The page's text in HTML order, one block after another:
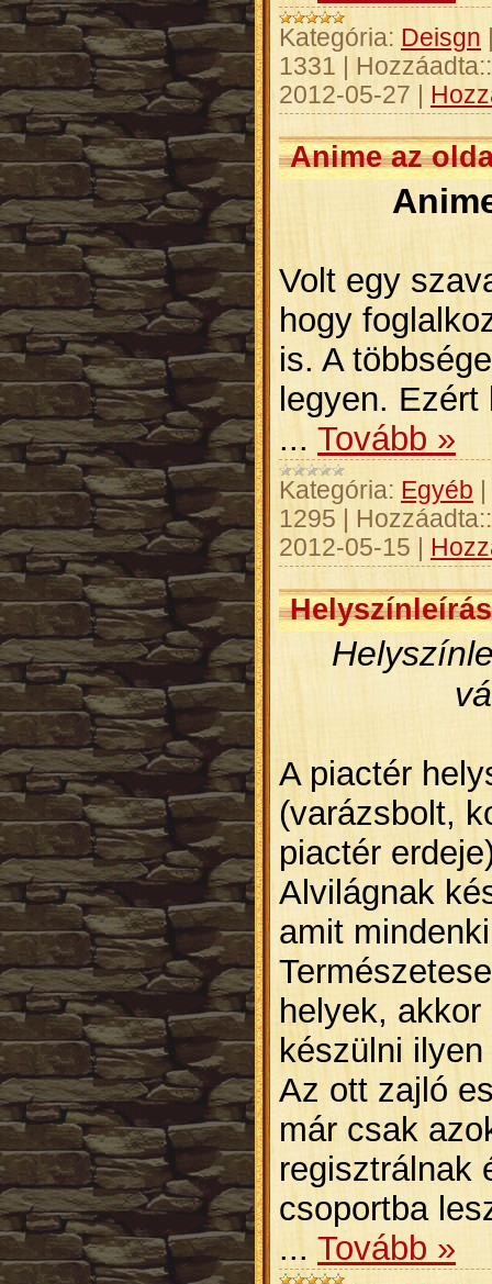
Kategória: Deisgn
1331
Hozzáadta::
2012-05-27
Anime az
Volt egy
hogy
is. A
legyen. Ezért
... Tovább »
Kategória: Egyéb
1295
Hozzáadta::
2012-05-15
A piactér
(varázsbolt,
piactér
Alvilágnak
amit
helyek,
készülni
Az ott zajló
már csak
regisztrálnak
csoportba
... Tovább »